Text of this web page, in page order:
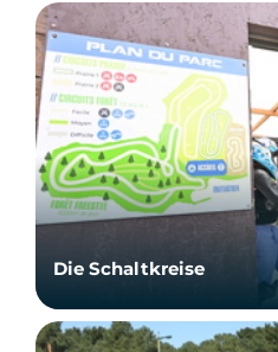
Die Schaltkreise